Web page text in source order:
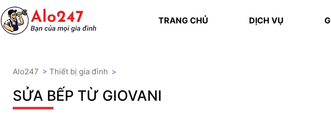
TRANG CHỦ DỊCH VỤ
Alo247 > Thiết bị gia đình >
SỬA BẾP TỪ GIOVANI